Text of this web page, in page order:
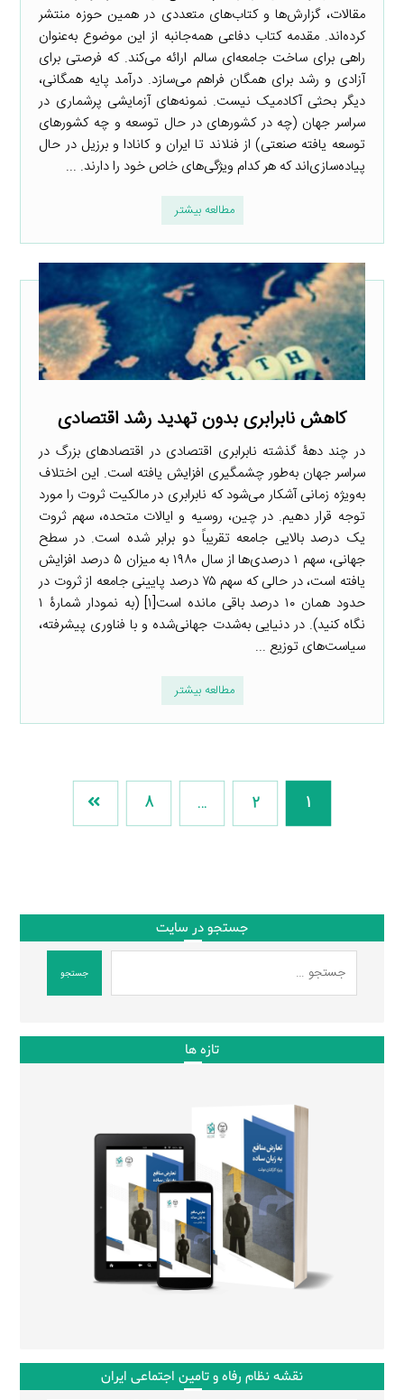
مقالات، گزارش‌­ها و کتاب­‌های متعددی در همین حوزه منتشر
کرده‌­اند. مقدمه کتاب دفاعی همه­‌جانبه از این موضوع به‌عنوان
راهی برای ساخت جامعه‌­ای سالم ارائه می­‌کند. که فرصتی برای
آزادی و رشد برای همگان فراهم می­‌سازد. درآمد پایه همگانی،
دیگر بحثی آکادمیک نیست. نمونه­‌های آزمایشی پرشماری در
سراسر جهان (چه در کشورهای در حال توسعه و چه کشورهای
توسعه یافته صنعتی) از فنلاند تا ایران و کانادا و برزیل در حال
پیاده­‌سازی‌اند که هر کدام ویژگی­‌های خاص خود را دارند. ...
مطالعه بیشتر
کاهش نابرابری بدون تهدید رشد اقتصادی
در چند دهۀ گذشته نابرابری اقتصادی در اقتصادهای بزرگ در
سراسر جهان به‌طور چشمگیری افزایش یافته است. این اختلاف
به‌ویژه زمانی آشکار می‌شود که نابرابری در مالکیت ثروت را مورد
توجه قرار دهیم. در چین، روسیه و ایالات متحده، سهم ثروت
یک درصد بالایی جامعه تقریباً دو برابر شده است. در سطح
جهانی، سهم ۱ درصدی‌ها از سال ۱۹۸۰ به میزان ۵ درصد افزایش
یافته است، در حالی که سهم ۷۵ درصد پایینی جامعه از ثروت در
حدود همان ۱۰ درصد باقی مانده است[۱] (به نمودار شمارۀ ۱
نگاه کنید). در دنیایی به‌شدت جهانی‌شده و با فناوری پیشرفته،
سیاست‌های توزیع ...
مطالعه بیشتر
1
2
…
8
جستجو در سایت
جستجو
تازه ها
نقشه نظام رفاه و تامین اجتماعی ایران